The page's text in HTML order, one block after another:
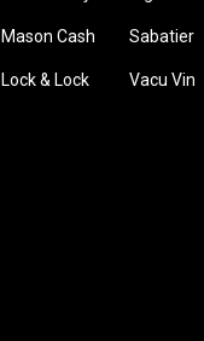
Mason Cash
Lock & Lock
Sabatier
Vacu Vin